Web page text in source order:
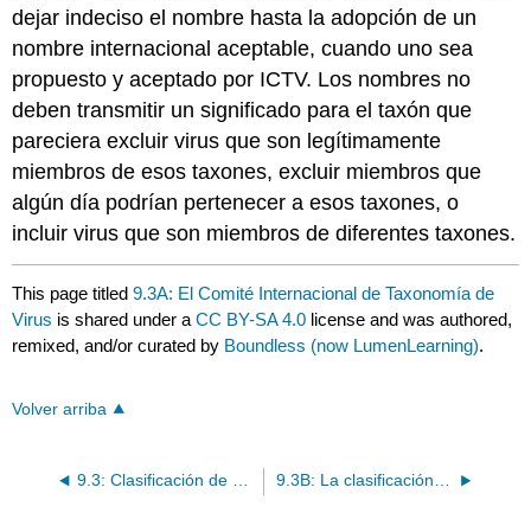
dejar indeciso el nombre hasta la adopción de un
nombre internacional aceptable, cuando uno sea
propuesto y aceptado por ICTV. Los nombres no
deben transmitir un significado para el taxón que
pareciera excluir virus que son legítimamente
miembros de esos taxones, excluir miembros que
algún día podrían pertenecer a esos taxones, o
incluir virus que son miembros de diferentes taxones.
This page titled9.3A: El Comité Internacional de Taxonomía de
Virus is shared under aCC BY-SA 4.0 license and was authored,
remixed, and/or curated by Boundless (now LumenLearning).
Volver arriba